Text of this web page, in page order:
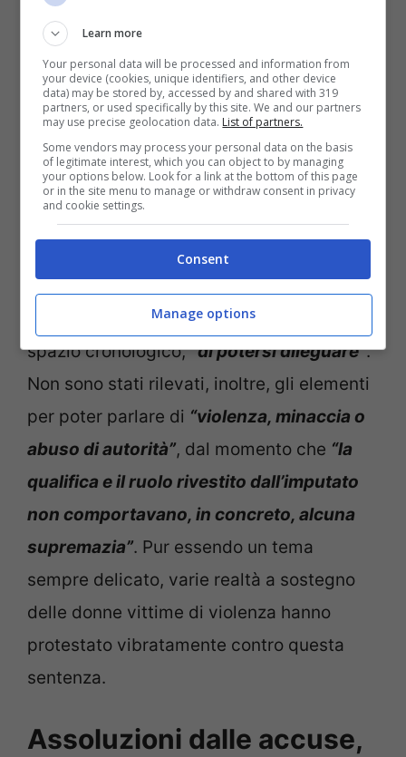
Assoluzione dalle accuse di violenza: le motivazioni che
hanno scagionato l’ex sindacalista (Lavocetorino.it)
Tali atteggiamenti (definiti come
toccamenti repentini“) sarebbero durati
per 20 o 30 secondie, di conseguenza, la
donna avrebbe avuto il tempo, in questo
spazio cronologico,“di potersi dileguare”.
Non sono stati rilevati, inoltre, gli elementi
per poter parlare di “violenza, minaccia o
abuso di autorità”, dal momento che “la
qualifica e il ruolo rivestito dall’imputato
non comportavano, in concreto, alcuna
supremazia”. Pur essendo un tema
sempre delicato, varie realtà a sostegno
delle donne vittime di violenza hanno
protestato vibratamente contro questa
sentenza.
Assoluzioni dalle accuse,
Learn more
Your personal data will be processed and information from
your device (cookies, unique identifiers, and other device
data) may be stored by, accessed by and shared with 319
partners, or used specifically by this site. We and our partners
may use precise geolocation data. List of partners.
Some vendors may process your personal data on the basis
of legitimate interest, which you can object to by managing
your options below. Look for a link at the bottom of this page
or in the site menu to manage or withdraw consent in privacy
and cookie settings.
Consent
Manage options